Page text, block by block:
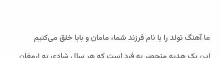
ما آهنگ تولد را با نام فرزند شما، مامان و بابا خلق می‌کنیم